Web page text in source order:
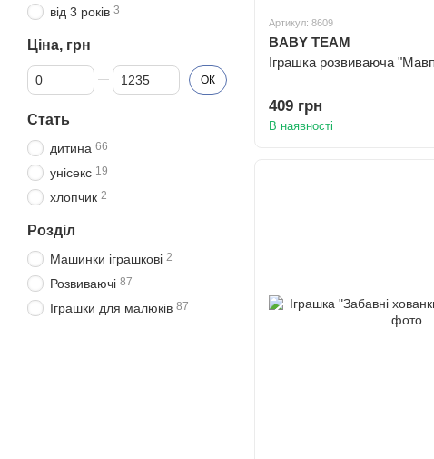
Артикул: 8609
BABY TEAM
Іграшка розвиваюча
409 грн
В наявності
від 3 років 3
Ціна, грн
Від Ціна, грн
До Ціна, грн ОК
Стать
дитина 66
унісекс 19
хлопчик 2
Розділ
Машинки іграшкові 2
Розвиваючі 87
Іграшки для малюків 87